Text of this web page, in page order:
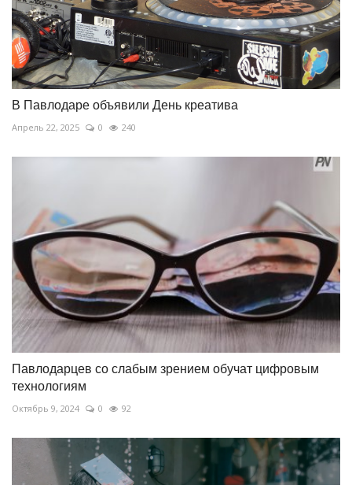
В Павлодаре объявили День креатива
Апрель 22, 2025 0 240
Павлодарцев со слабым зрением обучат цифровым
технологиям
Октябрь 9, 2024 0 92